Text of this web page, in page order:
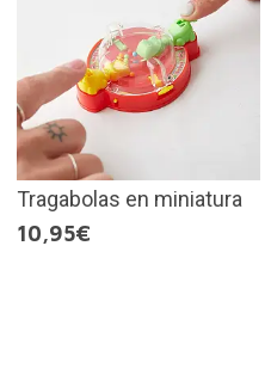
Tragabolas en miniatura
10,95€